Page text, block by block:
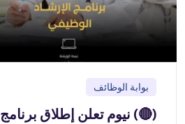
بوابة الوظائف
(🔴) نيوم تعلن إطلاق برنامج